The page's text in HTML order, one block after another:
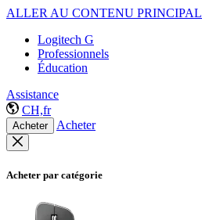
ALLER AU CONTENU PRINCIPAL
Logitech G
Professionnels
Éducation
Assistance
CH,fr
Acheter Acheter
Acheter par catégorie